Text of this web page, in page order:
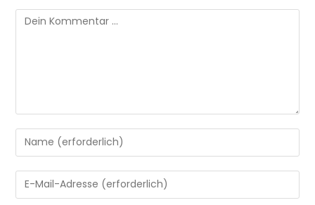
Kommentar
Gib
deinen
Namen
oder
Gib
deine